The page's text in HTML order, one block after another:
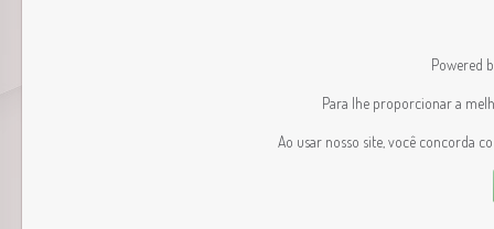
Powered
Para lhe proporcionar a
Ao usar nosso site, você concorda